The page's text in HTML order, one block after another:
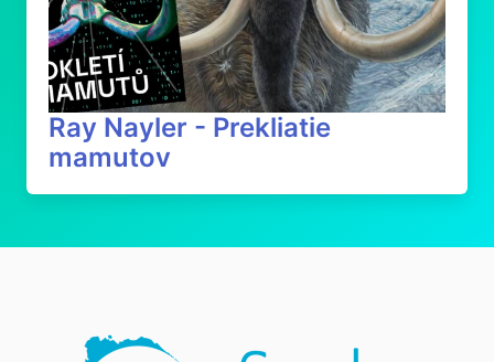
Ray Nayler - Prekliatie
mamutov